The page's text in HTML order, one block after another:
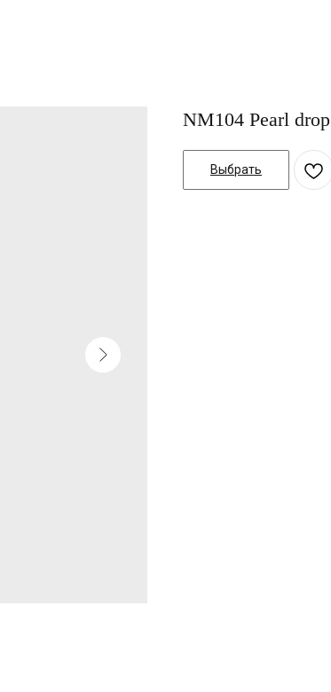
NM104 Pearl drop
Выбрать